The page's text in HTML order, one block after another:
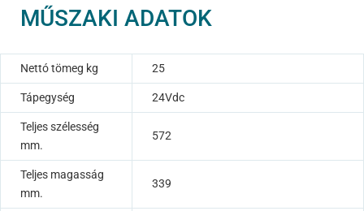
MŰSZAKI ADATOK
Nettó tömeg kg 25
Tápegység 24Vdc
Teljes szélesség
mm.
572
Teljes magasság
mm.
339